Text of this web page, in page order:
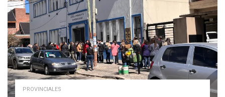
PROVINCIALES